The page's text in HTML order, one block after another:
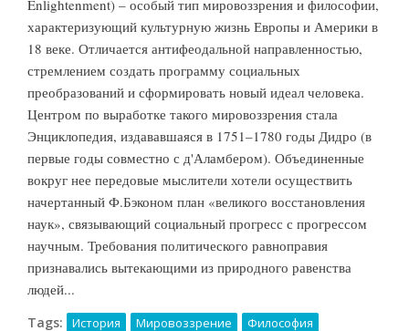
Enlightenment) – особый тип мировоззрения и философии,
характеризующий культурную жизнь Европы и Америки в
18 веке. Отличается антифеодальной направленностью,
стремлением создать программу социальных
преобразований и сформировать новый идеал человека.
Центром по выработке такого мировоззрения стала
Энциклопедия, издававшаяся в 1751–1780 годы Дидро (в
первые годы совместно с д'Аламбером). Объединенные
вокруг нее передовые мыслители хотели осуществить
начертанный Ф.Бэконом план «великого восстановления
наук», связывающий социальный прогресс с прогрессом
научным. Требования политического равноправия
признавались вытекающими из природного равенства
людей...
Tags: История Мировоззрение Философия